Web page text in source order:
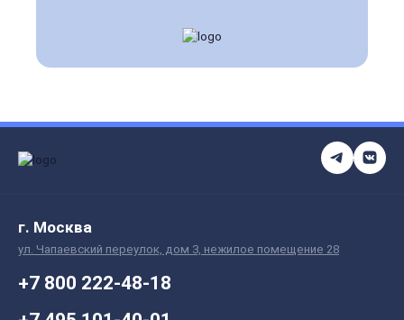
г. Москва
ул. Чапаевский переулок, дом 3, нежилое помещение 28
+7 800 222-48-18